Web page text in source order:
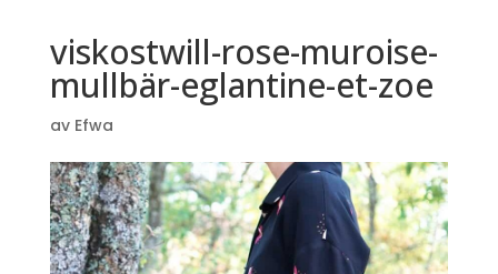
viskostwill-rose-muroise-
mullbär-eglantine-et-zoe
av Efwa